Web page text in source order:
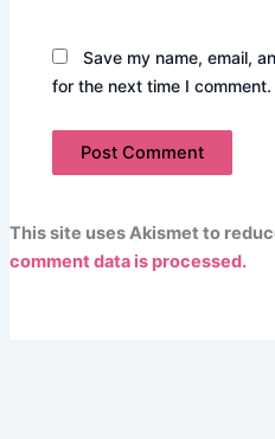
Save my name, email,
for the next time I comment.
This site uses Akismet to
comment data is processed.